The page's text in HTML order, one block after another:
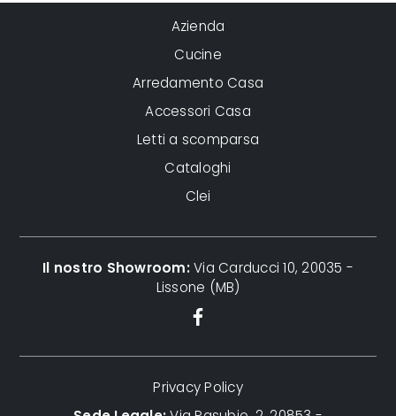
Azienda
Cucine
Arredamento Casa
Accessori Casa
Letti a scomparsa
Cataloghi
Clei
Il nostro Showroom:Via Carducci 10, 20035 -
Lissone (MB)
Privacy Policy